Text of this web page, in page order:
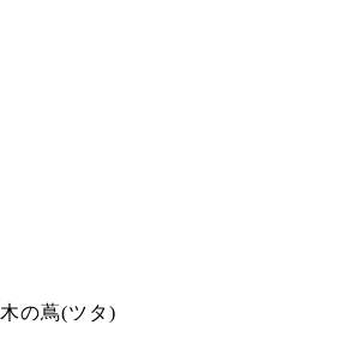
木の蔦(ツタ)